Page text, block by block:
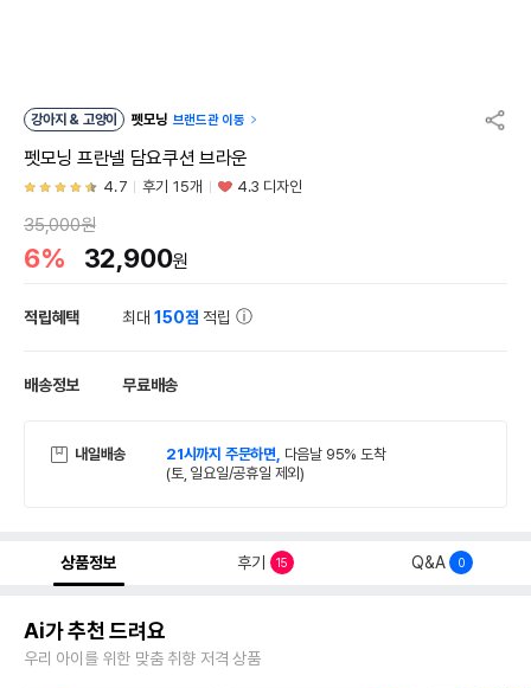
강아지 & 고양이 펫모닝 브랜드관 이동
펫모닝 프란넬 담요쿠션 브라운
4.7 후기 15개 4.3 디자인
35,000원
6% 32,900원
적립혜택 최대150점 적립
배송정보 무료배송
내일배송 21시까지 주문하면, 다음날 95% 도착
(토, 일요일/공휴일 제외)
상품정보 후기 15 Q&A 0
Ai가 추천 드려요
우리 아이를 위한 맞춤 취향 저격 상품